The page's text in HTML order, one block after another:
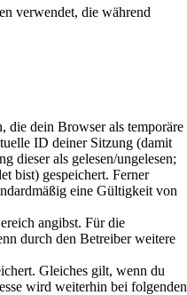
verwendet, die während
die dein Browser als temporäre
ID deiner Sitzung (damit
dieser als gelesen/ungelesen;
bist) gespeichert. Ferner
eine Gültigkeit von
angibst. Für die
durch den Betreiber weitere
Gleiches gilt, wenn du
wird weiterhin bei folgenden